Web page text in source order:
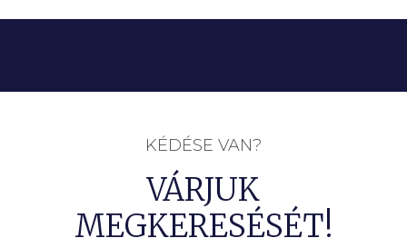
KÉDÉSE VAN?
VÁRJUK
MEGKERESÉSÉT!